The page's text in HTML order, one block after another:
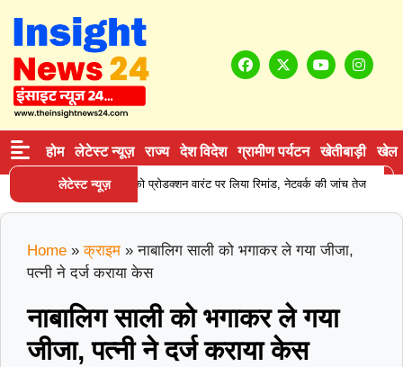
होम लेटेस्ट न्यूज़ राज्य देश विदेश ग्रामीण पर्यटन खेतीबाड़ी खेल
लेटेस्ट न्यूज़
सप्लाई करने वाले आरोपी को प्रोडक्शन वारंट पर लिया रिमांड, नेटवर्क की जांच तेज
Home » क्राइम »नाबालिग साली को भगाकर ले गया जीजा,
पत्नी ने दर्ज कराया केस
नाबालिग साली को भगाकर ले गया
जीजा, पत्नी ने दर्ज कराया केस